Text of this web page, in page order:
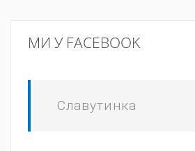
МИ У FACEBOOK
Славутинка